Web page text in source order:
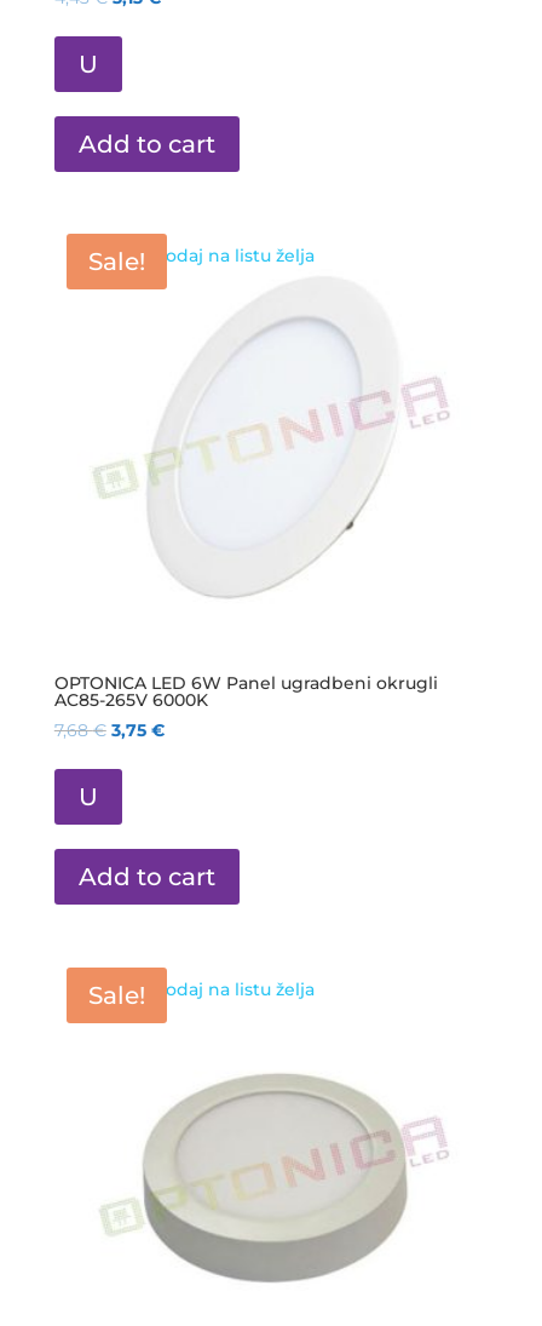
U
Add to cart
Sale!
OPTONICA LED 6W Panel ugradbeni okrugli
AC85-265V 6000K
7,68€ 3,75 €
U
Dodaj na listu želja
Add to cart
Sale! Dodaj na listu želja